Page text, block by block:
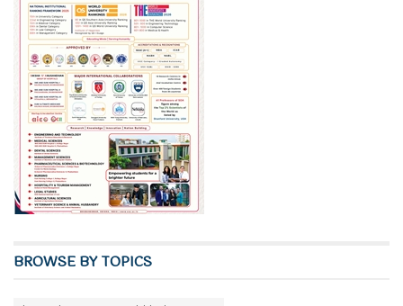
BROWSE BY TOPICS